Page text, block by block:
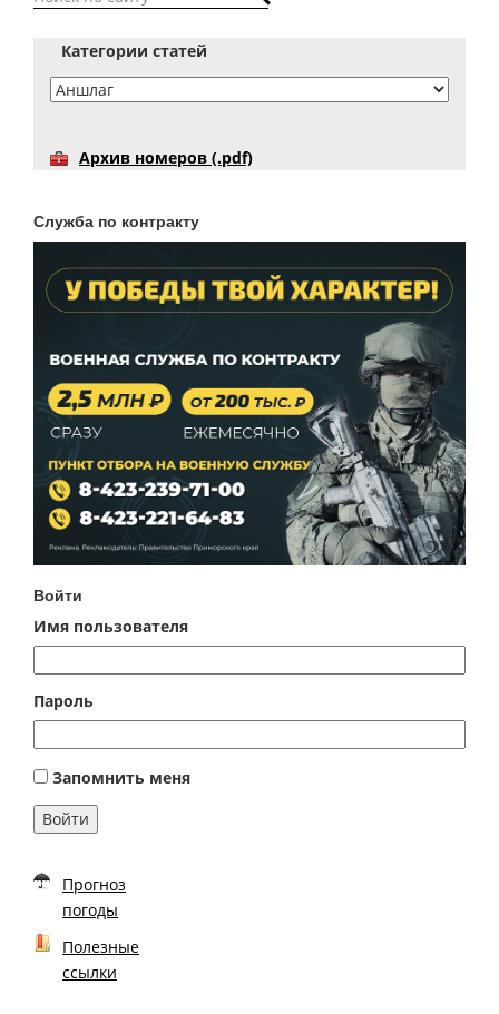
Категории статей
Архив номеров (.pdf)
Служба по контракту
Войти
Имя пользователя
Пароль
Запомнить меня
Войти
Прогноз
погоды
Полезные
ссылки